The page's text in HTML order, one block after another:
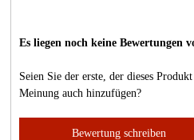
Es liegen noch keine Bewertungen
Seien Sie der erste, der dieses
Meinung auch hinzufügen?
Bewertung schreiben